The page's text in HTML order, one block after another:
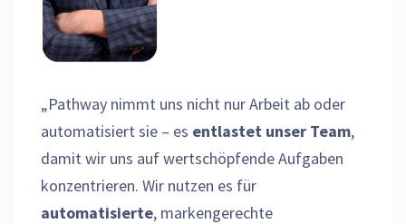
„Pathway nimmt uns nicht nur Arbeit ab oder
automatisiert sie – es entlastet unser Team,
damit wir uns auf wertschöpfende Aufgaben
konzentrieren. Wir nutzen es für
automatisierte, markengerechte